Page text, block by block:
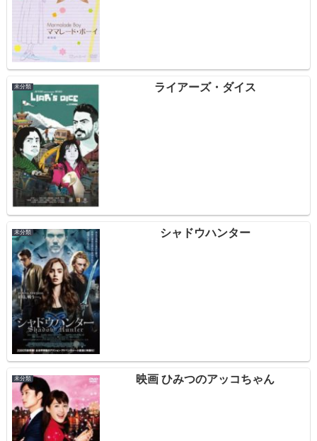
未分類 ライアーズ・ダイス
未分類 シャドウハンター
未分類 映画 ひみつのアッコちゃん